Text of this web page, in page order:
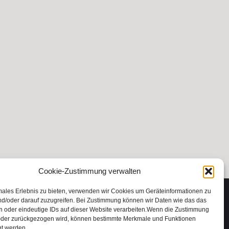
Cookie-Zustimmung verwalten
Erlebnis zu bieten, verwenden wir Cookies um Geräteinformationen zu
oder darauf zuzugreifen. Bei Zustimmung können wir Daten wie das das
oder eindeutige IDs auf dieser Website verarbeiten.Wenn die Zustimmung
zurückgezogen wird, können bestimmte Merkmale und Funktionen
Impressum
Datenschutzerklärung